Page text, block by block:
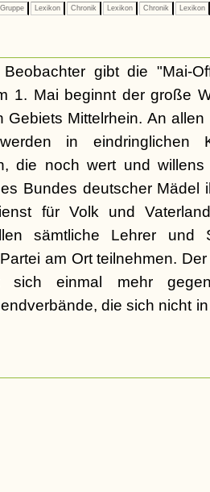
Gruppe Lexikon Chronik Lexikon Chronik Lexikon
gibt die "Mai-
1. Mai beginnt der große
Gebiets Mittelrhein. An
in eindringlichen
die noch wert und
Bundes deutscher Mädel
für Volk und
sämtliche Lehrer und
am Ort teilnehmen.
sich einmal mehr
die sich nicht